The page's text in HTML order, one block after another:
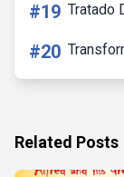
#19 Tratado
#20
Related Posts